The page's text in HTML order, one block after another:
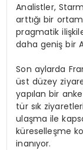
Analistler,
arttığı bir
pragmatik
daha geniş bir
Son aylarda
üst düzey
yapılan bir
tür sık
ulaşma ile
küreselleşme
inanıyor.